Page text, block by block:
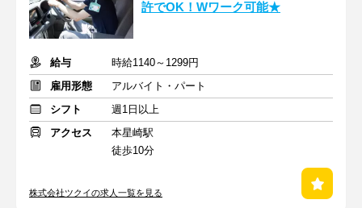
許でOK！Wワーク可能★
給与
時給1140～1299円
雇用形態
アルバイト・パート
シフト
週1日以上
アクセス
本星崎駅
徒歩10分
株式会社ツクイの求人一覧を見る